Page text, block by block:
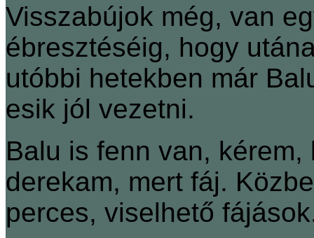
Visszabújok még, van
ébresztéséig, hogy
utóbbi hetekben már
esik jól vezetni.
Balu is fenn van,
derekam, mert fáj.
perces, viselhető